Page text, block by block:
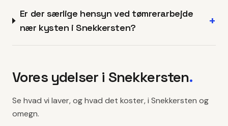
Er der særlige hensyn ved tømrerarbejde
nær kysten i Snekkersten?
+
Vores ydelser i Snekkersten.
Se hvad vi laver, og hvad det koster, i Snekkersten og
omegn.